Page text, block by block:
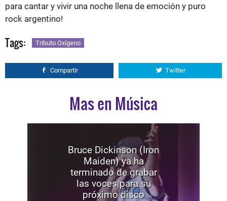
para cantar y vivir una noche llena de emoción y puro
rock argentino!
Tags: Tributo Oxígeno
Compartir Twitter
Mas en Música
Bruce Dickinson (Iron
Maiden) ya ha
terminado de grabar
las voces para su
próximo disco